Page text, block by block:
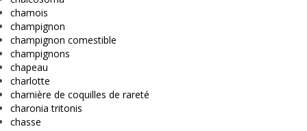
chamois
champignon
champignon comestible
champignons
chapeau
charlotte
charnière de coquilles de rareté
charonia tritonis
chasse